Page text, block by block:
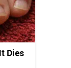
Dies